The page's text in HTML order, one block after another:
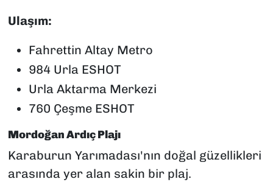
Ulaşım:
Fahrettin Altay Metro
984 Urla ESHOT
Urla Aktarma Merkezi
760 Çeşme ESHOT
Mordoğan Ardıç Plajı
Karaburun Yarımadası'nın doğal güzellikleri
arasında yer alan sakin bir plaj.